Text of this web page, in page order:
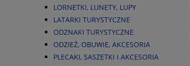
LORNETKI, LUNETY, LUPY
LATARKI TURYSTYCZNE
ODZNAKI TURYSTYCZNE
ODZIEŻ, OBUWIE, AKCESORIA
PLECAKI, SASZETKI I AKCESORIA